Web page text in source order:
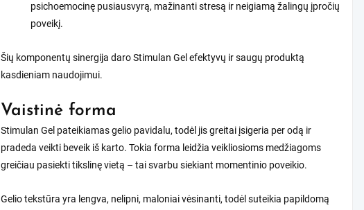
psichoemocinę pusiausvyrą, mažinanti stresą ir neigiamą žalingų įpročių
poveikį.
Šių komponentų sinergija daro Stimulan Gel efektyvų ir saugų produktą
kasdieniam naudojimui.
Vaistinė forma
Stimulan Gel pateikiamas gelio pavidalu, todėl jis greitai įsigeria per odą ir
pradeda veikti beveik iš karto. Tokia forma leidžia veikliosioms medžiagoms
greičiau pasiekti tikslinę vietą – tai svarbu siekiant momentinio poveikio.
Gelio tekstūra yra lengva, nelipni, maloniai vėsinanti, todėl suteikia papildomą